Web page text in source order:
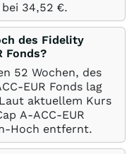
34,52 €.
des Fidelity
Fonds?
52 Wochen, des
EUR Fonds lag
aktuellem Kurs
A-ACC-EUR
Hoch entfernt.